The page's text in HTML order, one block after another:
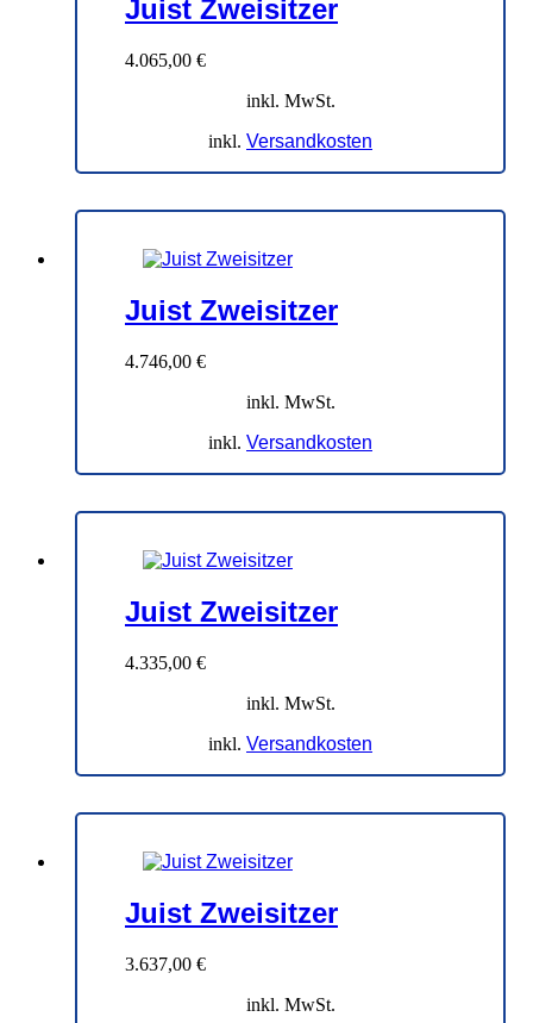
Juist Zweisitzer
4.065,00 €
inkl. MwSt.
inkl. Versandkosten
Juist Zweisitzer
4.746,00 €
inkl. MwSt.
inkl. Versandkosten
Juist Zweisitzer
4.335,00 €
inkl. MwSt.
inkl. Versandkosten
Juist Zweisitzer
3.637,00 €
inkl. MwSt.